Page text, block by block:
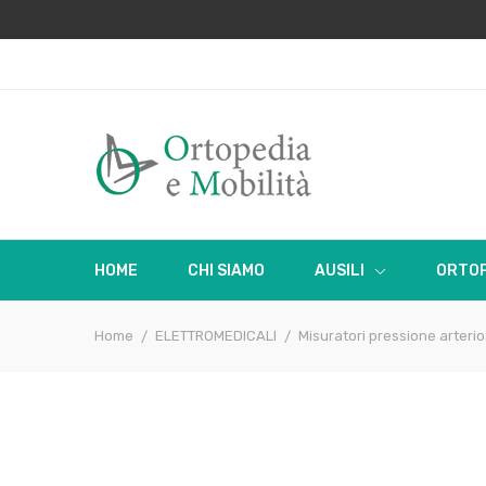
HOME CHI SIAMO AUSILI
Home ELETTROMEDICALI Misuratori pressione